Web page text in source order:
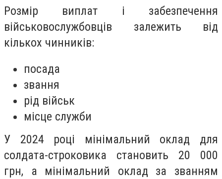
Розмір виплат і забезпечення
військовослужбовців залежить від
кількох чинників:
посада
звання
рід військ
місце служби
У 2024 році мінімальний оклад для
солдата-строковика становить 20 000
грн, а мінімальний оклад за званням